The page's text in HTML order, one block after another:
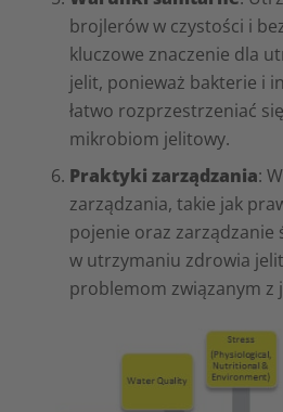
brojlerów w czystości i
kluczowe znaczenie dla
jelit, ponieważ bakterie i
łatwo rozprzestrzeniać
mikrobiom jelitowy.
Praktyki zarządzania:
zarządzania, takie jak
pojenie oraz zarządzanie
w utrzymaniu zdrowia
problemom związanym z